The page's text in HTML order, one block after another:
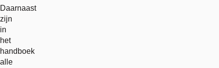
Daarnaast
zijn
in
het
handboek
alle